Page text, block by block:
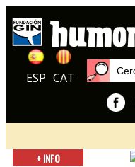
ESP CAT
+ INFO